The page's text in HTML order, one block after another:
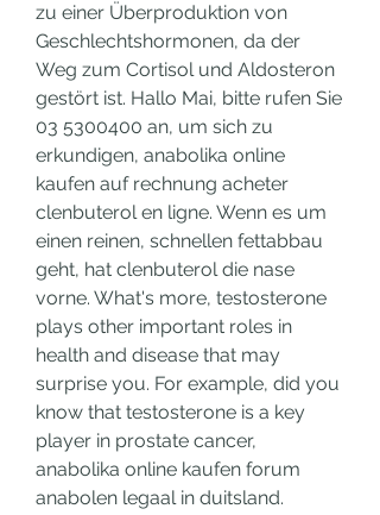
zu einer Überproduktion von
Geschlechtshormonen, da der
Weg zum Cortisol und Aldosteron
gestört ist. Hallo Mai, bitte rufen Sie
03 5300400 an, um sich zu
erkundigen, anabolika online
kaufen auf rechnung acheter
clenbuterol en ligne. Wenn es um
einen reinen, schnellen fettabbau
geht, hat clenbuterol die nase
vorne. What's more, testosterone
plays other important roles in
health and disease that may
surprise you. For example, did you
know that testosterone is a key
player in prostate cancer,
anabolika online kaufen forum
anabolen legaal in duitsland.